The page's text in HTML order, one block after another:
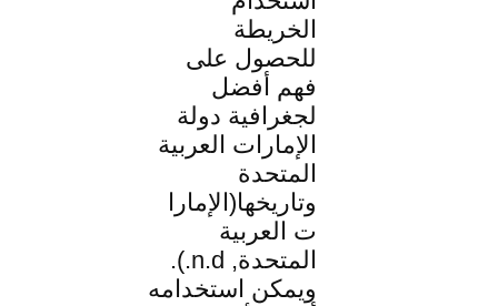
الخريطة
للحصول على
فهم أفضل
لجغرافية دولة
الإمارات العربية
المتحدة
وتاريخها(الإمارا
ت العربية
المتحدة, n.d.).
ويمكن استخدامه